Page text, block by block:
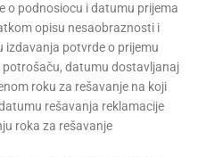
o podnosiocu i datumu prijema
opisu nesaobraznosti i
izdavanja potvrde o prijemu
potrošaču, datumu dostavljanaj
roku za rešavanje na koji
rešavanja reklamacije
roka za rešavanje